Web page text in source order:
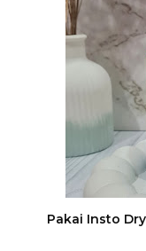
Pakai Insto